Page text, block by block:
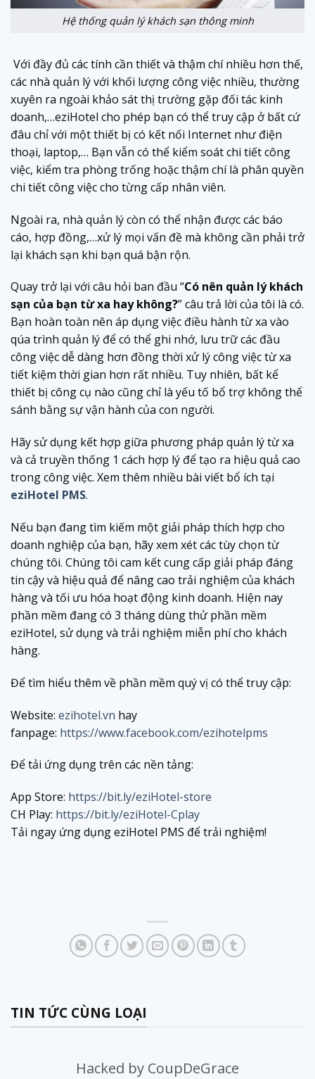
Hệ thống quản lý khách sạn thông minh
Với đầy đủ các tính cần thiết và thậm chí nhiều hơn thế,
các nhà quản lý với khối lượng công việc nhiều, thường
xuyên ra ngoài khảo sát thị trường gặp đối tác kinh
doanh,…eziHotel cho phép bạn có thể truy cập ở bất cứ
đâu chỉ với một thiết bị có kết nối Internet như điện
thoại, laptop,… Bạn vẫn có thể kiểm soát chi tiết công
việc, kiểm tra phòng trống hoặc thậm chí là phân quyền
chi tiết công việc cho từng cấp nhân viên.
Ngoài ra, nhà quản lý còn có thể nhận được các báo
cáo, hợp đồng,…xử lý mọi vấn đề mà không cần phải trở
lại khách sạn khi bạn quá bận rộn.
Quay trở lại với câu hỏi ban đầu “Có nên quản lý khách
sạn của bạn từ xa hay không?” câu trả lời của tôi là có.
Bạn hoàn toàn nên áp dụng việc điều hành từ xa vào
qúa trình quản lý để có thể ghi nhớ, lưu trữ các đầu
công việc dễ dàng hơn đồng thời xử lý công việc từ xa
tiết kiệm thời gian hơn rất nhiều. Tuy nhiên, bất kể
thiết bị công cụ nào cũng chỉ là yếu tố bổ trợ không thể
sánh bằng sự vận hành của con người.
Hãy sử dụng kết hợp giữa phương pháp quản lý từ xa
và cả truyền thống 1 cách hợp lý để tạo ra hiệu quả cao
trong công việc. Xem thêm nhiều bài viết bổ ích tại
eziHotel PMS.
Nếu bạn đang tìm kiếm một giải pháp thích hợp cho
doanh nghiệp của bạn, hãy xem xét các tùy chọn từ
chúng tôi. Chúng tôi cam kết cung cấp giải pháp đáng
tin cậy và hiệu quả để nâng cao trải nghiệm của khách
hàng và tối ưu hóa hoạt động kinh doanh. Hiện nay
phần mềm đang có 3 tháng dùng thử phần mềm
eziHotel, sử dụng và trải nghiệm miễn phí cho khách
hàng.
Để tìm hiểu thêm về phần mềm quý vị có thể truy cập:
Website: ezihotel.vn hay
fanpage: https://www.facebook.com/ezihotelpms
Để tải ứng dụng trên các nền tảng:
App Store: https://bit.ly/eziHotel-store
CH Play: https://bit.ly/eziHotel-Cplay
Tải ngay ứng dụng eziHotel PMS để trải nghiệm!
TIN TỨC CÙNG LOẠI
Hacked by CoupDeGrace